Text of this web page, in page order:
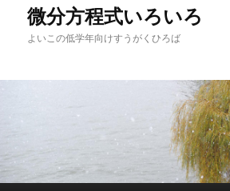
微分方程式いろいろ
よいこの低学年向けすうがくひろば